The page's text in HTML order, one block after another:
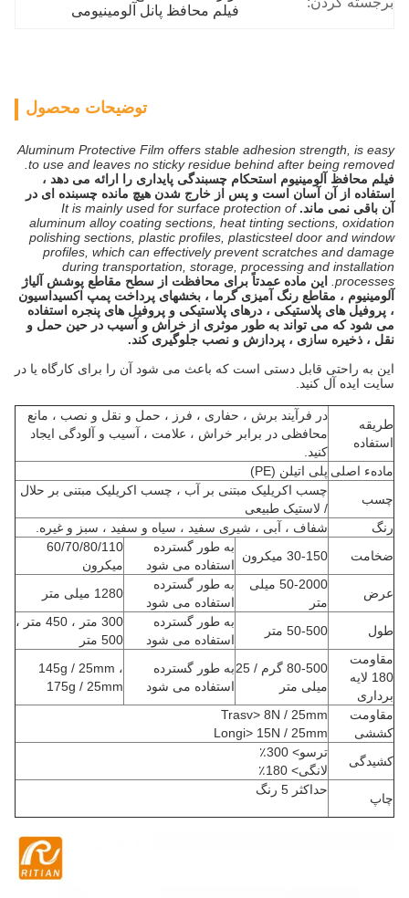
فیلم محافظ پانل آلومینیومی
توضیحات محصول
Aluminum Protective Film offers stable adhesion strength, is easy
to use and leaves no sticky residue behind after being removed.
فیلم محافظ آلومینیوم استحکام چسبندگی پایداری را ارائه می دهد ،
استفاده از آن آسان است و پس از خارج شدن هیچ مانده چسبنده ای در
آن باقی نمی ماند. It is mainly used for surface protection of
aluminum alloy coating sections, heat tinting sections, oxidation
polishing sections, plastic profiles, plasticsteel door and window
profiles, which can effectively prevent scratches and damage
during transportation, storage, processing and installation
processes.
این ماده عمدتاً برای محافظت از سطح مقاطع پوشش آلیاژ
آلومینیوم ، مقاطع رنگ آمیزی گرما ، بخشهای پرداخت پمپ اکسیداسیون
، پروفیل های پلاستیکی ، درهای پلاستیکی و پروفیل های پنجره استفاده
می شود که می تواند به طور موثری از خراش و آسیب در حین حمل و
نقل ، ذخیره سازی ، پردازش و نصب جلوگیری کند.
این به راحتی قابل دستی است که باعث می شود آن را برای کارگاه یا در
سایت ایده آل کنید.
طریقه
استفاده
در فرآیند برش ، حفاری ، فرز ، حمل و نقل و نصب ، مانع
محافظی در برابر خراش ، علامت ، آسیب و آلودگی ایجاد
کنید.
مادهء اصلی پلی اتیلن (PE)
چسب
چسب اکریلیک مبتنی بر آب ، چسب اکریلیک مبتنی بر حلال
/ لاستیک طبیعی
رنگ
شفاف ، آبی ، شیری سفید ، سیاه و سفید ، سبز و غیره.
ضخامت
30-150 میکرون
به طور گسترده
استفاده می شود
60/70/80/110
میکرون
عرض
50-2000 میلی
متر
به طور گسترده
استفاده می شود
1280 میلی متر
طول 50-500 متر
به طور گسترده
استفاده می شود
300 متر ، 450 متر ،
500 متر
مقاومت
180 لایه
برداری
80-500 گرم / 25
میلی متر
به طور گسترده
استفاده می شود
145g / 25mm ،
175g / 25mm
مقاومت
کششی
Trasv> 8N / 25mm
Longi> 15N / 25mm
کشیدگی
ترسو> 300٪
لانگی> 180٪
چاپ
حداکثر 5 رنگ